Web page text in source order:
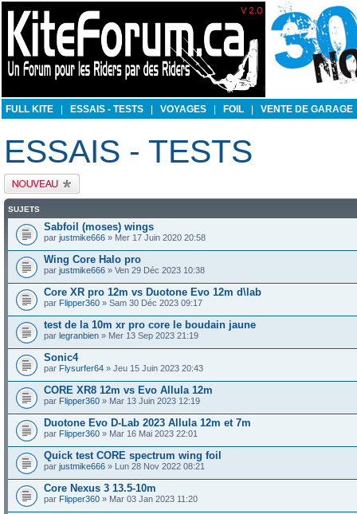
FULL KITE ESSAIS - TESTS VOYAGES FOIL VENTE DE GARAGE
ESSAIS - TESTS
Publier un nouveau
sujet
SUJETS
Sabfoil (moses) wings
par justmike666 » Mer 17 Juin 2020 20:58
Wing Core Halo pro
par justmike666 » Ven 29 Déc 2023 10:38
Core XR pro 12m vs Duotone Evo 12m d\lab
par Flipper360 » Sam 30 Déc 2023 09:17
test de la 10m xr pro core le boudain jaune
par legranbien » Mer 13 Sep 2023 21:19
Sonic4
par Flysurfer64 » Jeu 15 Juin 2023 20:43
CORE XR8 12m vs Evo Allula 12m
par Flipper360 » Mar 13 Juin 2023 12:19
Duotone Evo D-Lab 2023 Allula 12m et 7m
par Flipper360 » Mar 16 Mai 2023 22:01
Quick test CORE spectrum wing foil
par justmike666 » Lun 28 Nov 2022 08:21
Core Nexus 3 13.5-10m
par Flipper360 » Mar 03 Jan 2023 11:20